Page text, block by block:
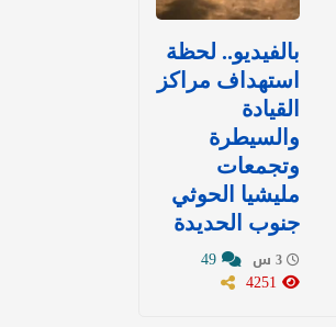
بالفيديو.. لحظة
استهداف مراكز
القيادة
والسيطرة
وتجمعات
مليشيا الحوثي
جنوب الحديدة